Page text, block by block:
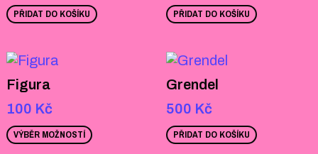
PŘIDAT DO KOŠÍKU PŘIDAT DO KOŠÍKU
Figura
100 Kč
VÝBĚR MOŽNOSTÍ
Grendel
500 Kč
PŘIDAT DO KOŠÍKU